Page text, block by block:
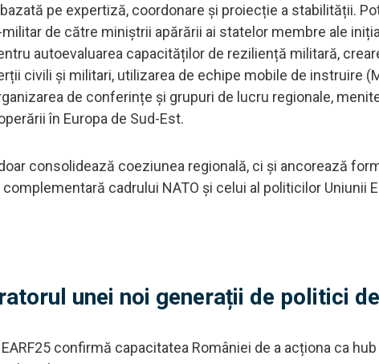
pe expertiză, coordonare și proiecție a stabilității.
de către miniștrii apărării ai statelor membre ale
autoevaluarea capacităților de reziliență militară,
civili și militari, utilizarea de echipe mobile de instruire
de conferințe și grupuri de lucru regionale,
în Europa de Sud-Est.
consolidează coeziunea regională, ci și ancorează
cadrului NATO și celui al politicilor Uniunii
unei noi generații de politici
confirmă capacitatea României de a acționa ca